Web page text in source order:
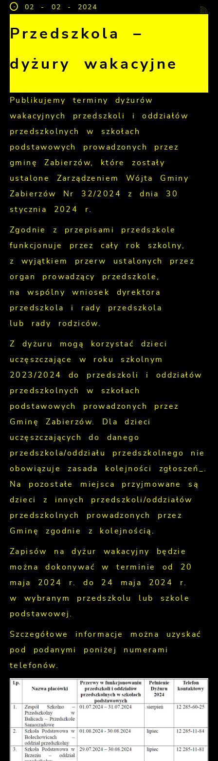
02 - 02 - 2024
Przedszkola –
dyżury wakacyjne
Publikujemy terminy dyżurów
wakacyjnych przedszkoli i oddziałów
przedszkolnych w szkołach
podstawowych prowadzonych przez
gminę Zabierzów, które zostały
ustalone Zarządzeniem Wójta Gminy
Zabierzów Nr 32/2024 z dnia 30
stycznia 2024 r.
Zgodnie z przepisami przedszkole
funkcjonuje przez cały rok szkolny,
z wyjątkiem przerw ustalonych przez
organ prowadzący przedszkole,
na wspólny wniosek dyrektora
przedszkola i rady przedszkola
lub rady rodziców.
Z dyżuru mogą korzystać dzieci
uczęszczające w roku szkolnym
2023/2024 do przedszkoli i oddziałów
przedszkolnych w szkołach
podstawowych prowadzonych przez
Gminę Zabierzów. Dla dzieci
uczęszczających do danego
przedszkola/oddziału przedszkolnego nie
obowiązuje zasada kolejności zgłoszeń_.
Na pozostałe miejsca przyjmowane są
dzieci z innych przedszkoli/oddziałów
przedszkolnych prowadzonych przez
Gminę zgodnie z kolejnością.
Zapisów na dyżur wakacyjny będzie
można dokonywać w terminie od 20
maja 2024 r. do 24 maja 2024 r.
w wybranym przedszkolu lub szkole
podstawowej.
Szczegółowe informacje można uzyskać
pod podanymi poniżej numerami
telefonów.